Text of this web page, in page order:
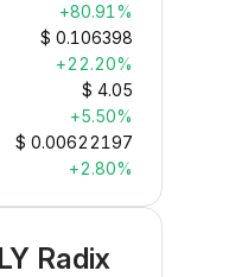
+80.91%
$ 0.106398
+22.20%
$ 4.05
+5.50%
$ 0.00622197
+2.80%
Radix